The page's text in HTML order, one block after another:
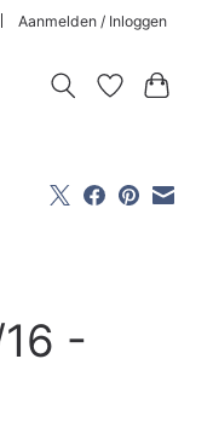
Aanmelden / Inloggen
-